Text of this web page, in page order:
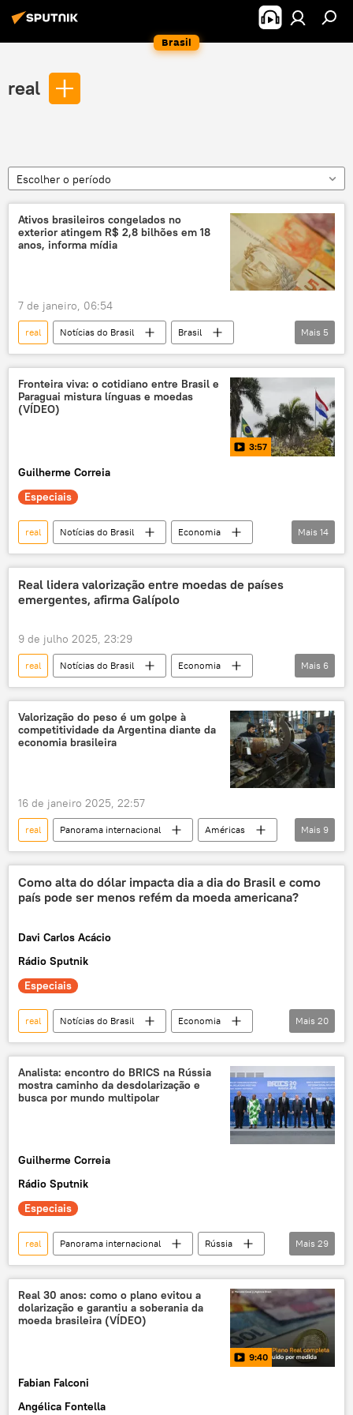
Brasil
real
Escolher o período
Ativos brasileiros congelados no
exterior atingem R$ 2,8 bilhões em 18
anos, informa mídia
7 de janeiro, 06:54
real Notícias do Brasil
Brasil
Suíça
Reino Unido
Ministério da Justiça e Segurança Pública
ativos congelados
repatriação de ativos
Mais 5
Fronteira viva: o cotidiano entre Brasil e
Paraguai mistura línguas e moedas
(VÍDEO)
3:57
Guilherme Correia
Especiais
real Notícias do Brasil
Economia
Paraguai
Brasil
Ponta Porã (MT)
Primeiro Comando da Capital (PCC)
segurança
fronteira
dólar
violência
Mais 14
Real lidera valorização entre moedas de países
emergentes, afirma Galípolo
9 de julho 2025, 23:29
real Notícias do Brasil
Economia
Gabriel Galípolo
Banco Central
valorização
desvalorização
moeda
moeda estrangeira
Mais 6
Valorização do peso é um golpe à
competitividade da Argentina diante da
economia brasileira
16 de janeiro 2025, 22:57
real Panorama internacional
Américas
Economia
Javier Milei
Argentina
Brasil
competitividade
dólar
peso argentino
Mais 9
Como alta do dólar impacta dia a dia do Brasil e como
país pode ser menos refém da moeda americana?
Davi Carlos Acácio
Rádio Sputnik
Especiais
real Notícias do Brasil
Economia
Brasil
Estados Unidos
Banco Central
BRICS
dólar
especulação
moeda
exclusiva
Jabuticaba Sem Caroço
produto interno bruto
moedas nacionais
Mais 20
Analista: encontro do BRICS na Rússia
mostra caminho da desdolarização e
busca por mundo multipolar
Guilherme Correia
Rádio Sputnik
Especiais
real Panorama internacional
Rússia
Economia
Sergei Lavrov
Wang Yi
China
Brasil
Arábia Saudita
BRICS
ONU
Agenda 2030
dolarização
dólar
rublo
economia mundial
Mais 29
Real 30 anos: como o plano evitou a
dolarização e garantiu a soberania da
moeda brasileira (VÍDEO)
9:40
Fabian Falconi
Angélica Fontella